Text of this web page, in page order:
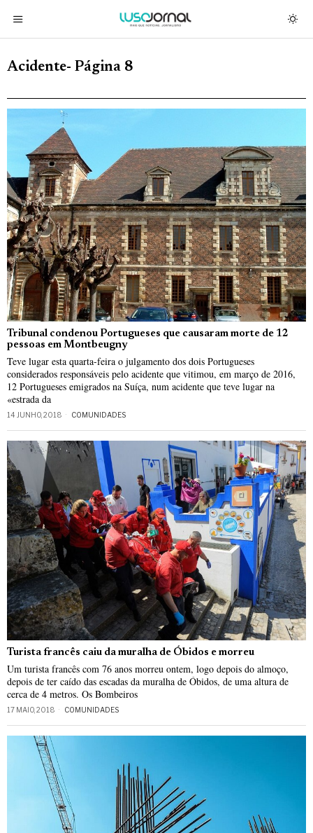
Acidente- Página 8
Tribunal condenou Portugueses que causaram morte de 12
pessoas em Montbeugny
Teve lugar esta quarta-feira o julgamento dos dois Portugueses
considerados responsáveis pelo acidente que vitimou, em março de 2016,
12 Portugueses emigrados na Suíça, num acidente que teve lugar na
«estrada da
14 JUNHO, 2018 COMUNIDADES
Turista francês caiu da muralha de Óbidos e morreu
Um turista francês com 76 anos morreu ontem, logo depois do almoço,
depois de ter caído das escadas da muralha de Óbidos, de uma altura de
cerca de 4 metros. Os Bombeiros
17 MAIO, 2018 COMUNIDADES